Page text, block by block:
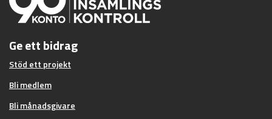
Ge ett bidrag
Stöd ett projekt
Bli medlem
Bli månadsgivare